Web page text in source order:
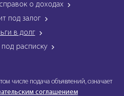
о доходах
под залог
в долг
расписку
числе подача объявлений, означает
соглашением